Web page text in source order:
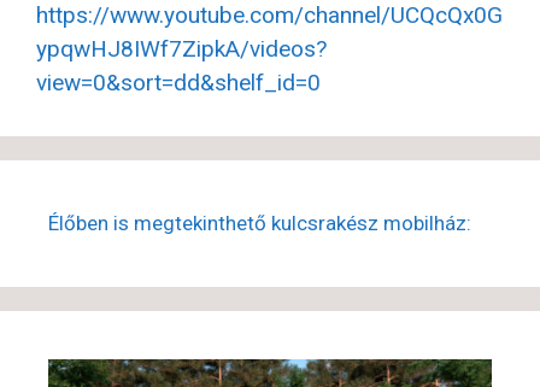
https://www.youtube.com/channel/UCQcQx0G
ypqwHJ8IWf7ZipkA/videos?
view=0&sort=dd&shelf_id=0
Élőben is megtekinthető kulcsrakész mobilház: